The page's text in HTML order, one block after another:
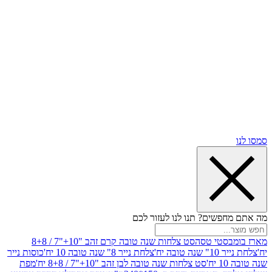
תנו לנו לעזור לכם
טסה
סט צלחות שנה טובה קרם זהב "10+"7 / 8+8
יח'
צלחת נייר 8" שנה טובה 10 יח'
כוסות נייר
סט צלחות שנה טובה לבן זהב "10+"7 / 8+8 יח'
מפת